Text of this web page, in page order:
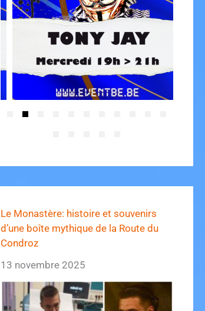
Le Monastère: histoire et souvenirs
d’une boîte mythique de la Route du
Condroz
13 novembre 2025